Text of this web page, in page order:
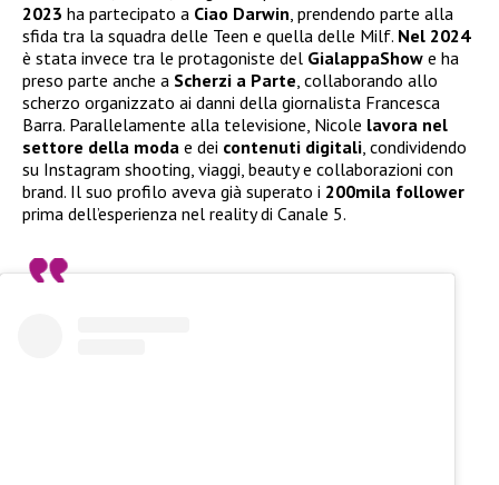
2023 ha partecipato a Ciao Darwin , prendendo parte alla
sfida tra la squadra delle Teen e quella delle Milf. Nel 2024
è stata invece tra le protagoniste del GialappaShow e ha
preso parte anche a Scherzi a Parte , collaborando allo
scherzo organizzato ai danni della giornalista Francesca
Barra. Parallelamente alla televisione, Nicole lavora nel
settore della moda e dei contenuti digitali , condividendo
su Instagram shooting, viaggi, beauty e collaborazioni con
brand. Il suo profilo aveva già superato i 200mila follower
prima dell’esperienza nel reality di Canale 5.